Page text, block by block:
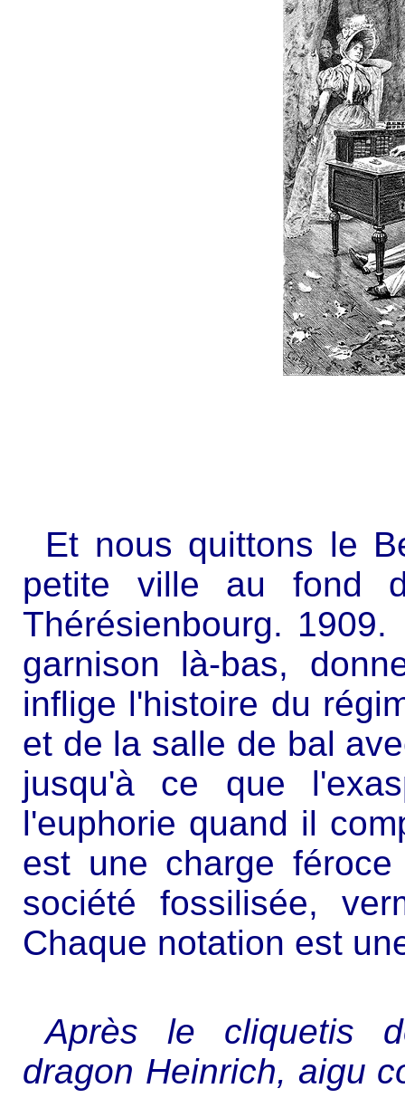
Et nous quittons le
petite ville au fond
Thérésienbourg.
garnison là-bas,
inflige l'histoire du
et de la salle de bal
jusqu'à ce que
l'euphorie quand il
est une charge
société fossilisée,
Chaque notation est
Après le cliquetis
dragon Heinrich, aigu